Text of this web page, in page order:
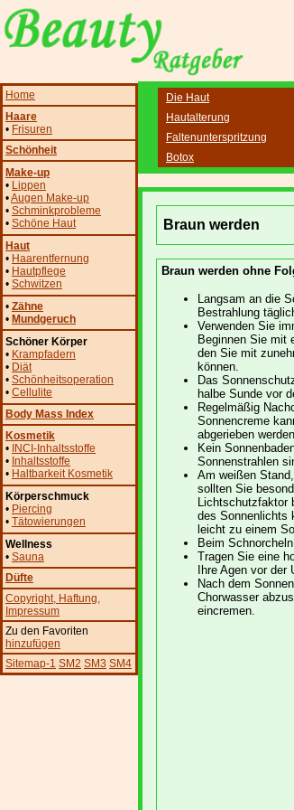
Die Haut
Hautalterung
Faltenunterspritzung
Botox
Braun werden
Braun werden ohne
Langsam an die
Bestrahlung
Verwenden Sie
Beginnen Sie mit
den Sie mit
können.
Das
halbe Sunde vor
Regelmäßig
Sonnencreme
abgerieben
Kein
Sonnenstrahlen
Am weißen
sollten Sie
Lichtschutzfaktor
des Sonnenlichts
leicht zu einem
Beim
Tragen Sie eine
Ihre Agen vor
Nach dem
Chorwasser
eincremen.
Home
Haare
• Frisuren
Schönheit
Make-up
• Lippen
•Augen Make-up
• Schminkprobleme
• Schöne Haut
Haut
• Haarentfernung
• Hautpflege
• Schwitzen
• Zähne
• Mundgeruch
Schöner Körper
• Krampfadern
• Diät
• Schönheitsoperation
• Cellulite
Body Mass Index
Kosmetik
• INCI-Inhaltsstoffe
• Inhaltsstoffe
• Haltbarkeit Kosmetik
Körperschmuck
• Piercing
• Tätowierungen
Wellness
• Sauna
Düfte
Copyright, Haftung,
Impressum
Zu den Favoriten
hinzufügen
Sitemap-1 SM2 SM3 SM4